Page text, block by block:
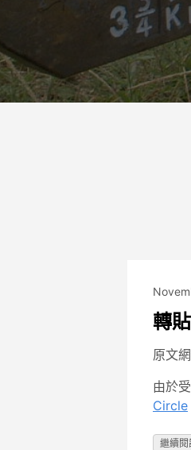
轉
原文網
由於
Circle
繼續閱